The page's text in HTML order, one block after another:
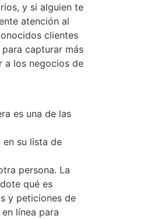
y si alguien te
atención al
clientes
capturar más
a los negocios de
es una de las
su lista de
persona. La
qué es
y peticiones de
línea para